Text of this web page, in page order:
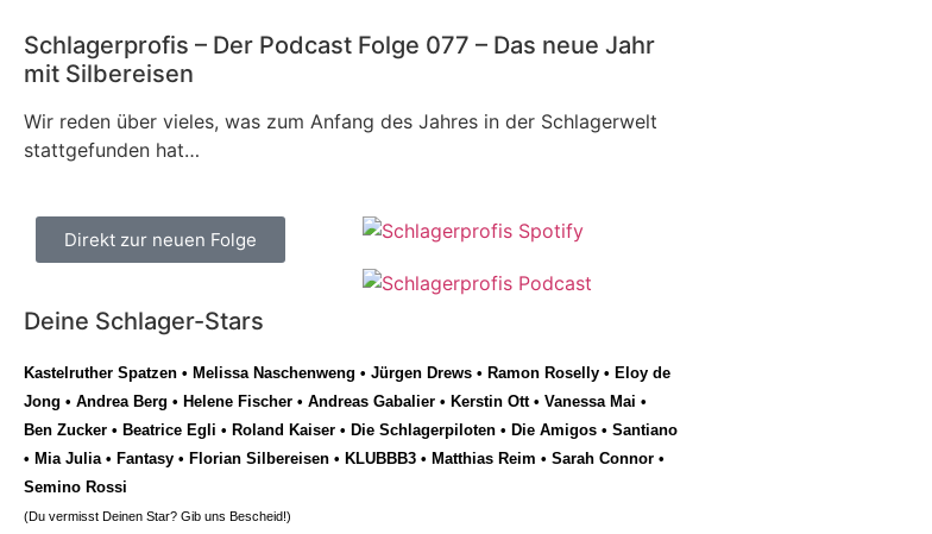
Schlagerprofis – Der Podcast Folge 077 – Das neue Jahr
mit Silbereisen
Wir reden über vieles, was zum Anfang des Jahres in der Schlagerwelt
stattgefunden hat…
Direkt zur neuen Folge
Deine Schlager-Stars
Kastelruther Spatzen • Melissa Naschenweng • Jürgen Drews • Ramon Roselly • Eloy de
Jong • Andrea Berg • Helene Fischer • Andreas Gabalier • Kerstin Ott• Vanessa Mai •
Ben Zucker • Beatrice Egli • Roland Kaiser • Die Schlagerpiloten • Die Amigos • Santiano
• Mia Julia• Fantasy • Florian Silbereisen • KLUBBB3 • Matthias Reim • Sarah Connor •
Semino Rossi
(Du vermisst Deinen Star? Gib uns Bescheid!)